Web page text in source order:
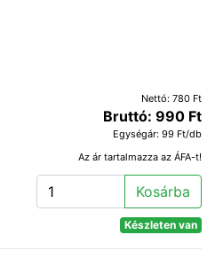
Nettó: 780 Ft
Bruttó: 990 Ft
Egységár: 99 Ft/db
Az ár tartalmazza az ÁFA-t!
Kosárba
Készleten van